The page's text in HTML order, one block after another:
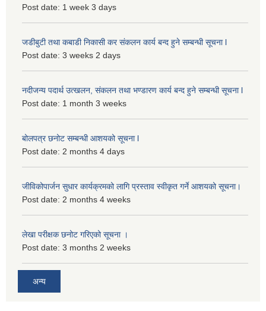
Post date: 1 week 3 days
जडीबुटी तथा कबाडी निकासी कर संकलन कार्य बन्द हुने सम्बन्धी सूचना l
Post date: 3 weeks 2 days
नदीजन्य पदार्थ उत्खलन, संकलन तथा भण्डारण कार्य बन्द हुने सम्बन्धी सूचना l
Post date: 1 month 3 weeks
बोलपत्र छनोट सम्बन्धी आशयको सूचना l
Post date: 2 months 4 days
जीविकोपार्जन सुधार कार्यक्रमको लागि प्रस्ताव स्वीकृत गर्ने आशयको सूचना।
Post date: 2 months 4 weeks
लेखा परीक्षक छनोट गरिएको सूचना ।
Post date: 3 months 2 weeks
अन्य